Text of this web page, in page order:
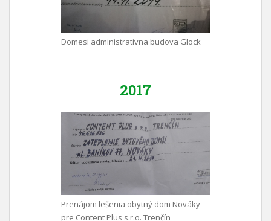
Domesi administrativna budova Glock
2017
Prenájom lešenia obytný dom Nováky
pre Content Plus s.r.o. Trenčín